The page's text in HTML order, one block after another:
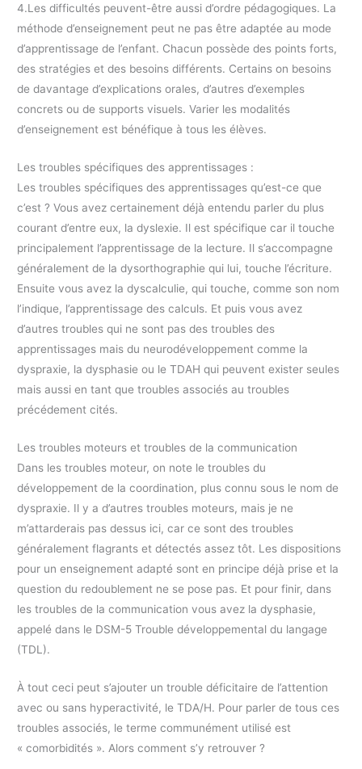
4.Les difficultés peuvent-être aussi d’ordre pédagogiques. La
méthode d’enseignement peut ne pas être adaptée au mode
d’apprentissage de l’enfant. Chacun possède des points forts,
des stratégies et des besoins différents. Certains on besoins
de davantage d’explications orales, d’autres d’exemples
concrets ou de supports visuels. Varier les modalités
d’enseignement est bénéfique à tous les élèves.
Les troubles spécifiques des apprentissages :
Les troubles spécifiques des apprentissages qu’est-ce que
c’est ? Vous avez certainement déjà entendu parler du plus
courant d’entre eux, la dyslexie. Il est spécifique car il touche
principalement l’apprentissage de la lecture. Il s’accompagne
généralement de la dysorthographie qui lui, touche l’écriture.
Ensuite vous avez la dyscalculie, qui touche, comme son nom
l’indique, l’apprentissage des calculs. Et puis vous avez
d’autres troubles qui ne sont pas des troubles des
apprentissages mais du neurodéveloppement comme la
dyspraxie, la dysphasie ou le TDAH qui peuvent exister seules
mais aussi en tant que troubles associés au troubles
précédement cités.
Les troubles moteurs et troubles de la communication
Dans les troubles moteur, on note le troubles du
développement de la coordination, plus connu sous le nom de
dyspraxie. Il y a d’autres troubles moteurs, mais je ne
m’attarderais pas dessus ici, car ce sont des troubles
généralement flagrants et détectés assez tôt. Les dispositions
pour un enseignement adapté sont en principe déjà prise et la
question du redoublement ne se pose pas. Et pour finir, dans
les troubles de la communication vous avez la dysphasie,
appelé dans le DSM-5 Trouble développemental du langage
(TDL).
À tout ceci peut s’ajouter un trouble déficitaire de l’attention
avec ou sans hyperactivité, le TDA/H. Pour parler de tous ces
troubles associés, le terme communément utilisé est
« comorbidités ». Alors comment s’y retrouver ?